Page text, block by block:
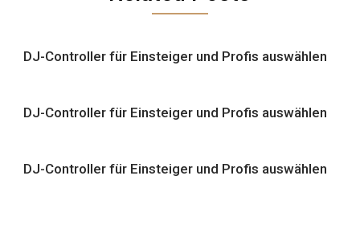
DJ-Controller für Einsteiger und Profis auswählen
DJ-Controller für Einsteiger und Profis auswählen
DJ-Controller für Einsteiger und Profis auswählen